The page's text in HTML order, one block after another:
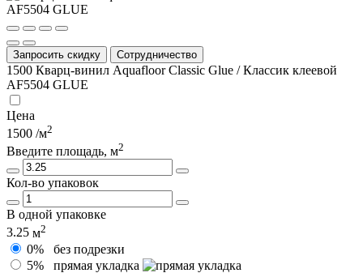
Запросить скидку Сотрудничество
1500 Кварц-винил Aquafloor Classic Glue / Классик клеевой
AF5504 GLUE
Цена
1500 /м2
Введите площадь, м2
Кол-во упаковок
В одной упаковке
3.25 м2
0% без подрезки
5% прямая укладка